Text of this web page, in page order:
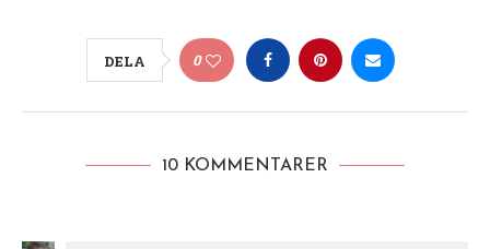
DELA 0
10 KOMMENTARER